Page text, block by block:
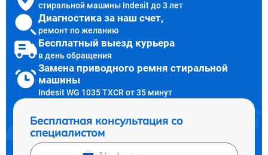
стиральной машины Indesit до 3 лет
Диагностика за наш счет,
ремонт по желанию
Бесплатный выезд курьера
в день обращения
Замена приводного ремня стиральной
машины
Indesit WG 1035 TXCR от 35 минут
Бесплатная консультация со
специалистом